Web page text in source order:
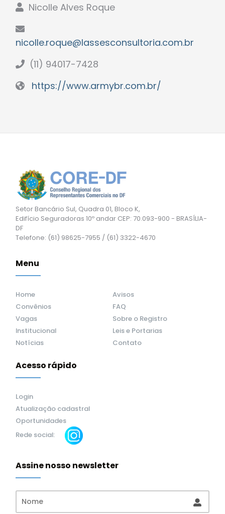
Nicolle Alves Roque
nicolle.roque@lassesconsultoria.com.br
(11) 94017-7428
https://www.armybr.com.br/
Setor Bancário Sul, Quadra 01, Bloco K,
Edifício Seguradoras 10º andar CEP: 70.093-900 - BRASÍLIA-
DF
Telefone: (61) 98625-7955 / (61) 3322-4670
Menu
Home
Avisos
Convênios
FAQ
Vagas
Sobre o Registro
Institucional
Leis e Portarias
Notícias
Contato
Acesso rápido
Login
Atualização cadastral
Oportunidades
Rede social:
Assine nosso newsletter